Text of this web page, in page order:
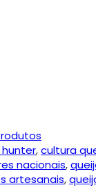
,cultura
nacionais,
artesanais,